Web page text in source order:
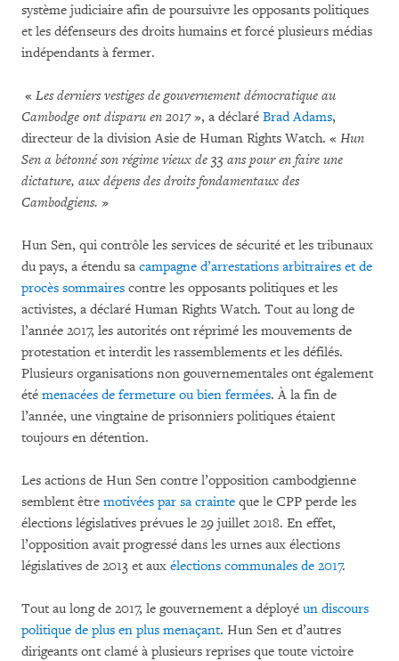
système judiciaire afin de poursuivre les opposants politiques
et les défenseurs des droits humains et forcé plusieurs médias
indépendants à fermer.
« Les derniers vestiges de gouvernement démocratique au
Cambodge ont disparu en 2017 », a déclaré Brad Adams,
directeur de la division Asie de Human Rights Watch. « Hun
Sen a bétonné son régime vieux de 33 ans pour en faire une
dictature, aux dépens des droits fondamentaux des
Cambodgiens. »
Hun Sen, qui contrôle les services de sécurité et les tribunaux
du pays, a étendu sa campagne d’arrestations arbitraires et de
procès sommaires contre les opposants politiques et les
activistes, a déclaré Human Rights Watch. Tout au long de
l’année 2017, les autorités ont réprimé les mouvements de
protestation et interdit les rassemblements et les défilés.
Plusieurs organisations non gouvernementales ont également
été menacées de fermeture ou bien fermées. À la fin de
l’année, une vingtaine de prisonniers politiques étaient
toujours en détention.
Les actions de Hun Sen contre l’opposition cambodgienne
semblent être motivées par sa crainte que le CPP perde les
élections législatives prévues le 29 juillet 2018. En effet,
l’opposition avait progressé dans les urnes aux élections
législatives de 2013 et aux élections communales de 2017.
Tout au long de 2017, le gouvernement a déployé un discours
politique de plus en plus menaçant. Hun Sen et d’autres
dirigeants ont clamé à plusieurs reprises que toute victoire